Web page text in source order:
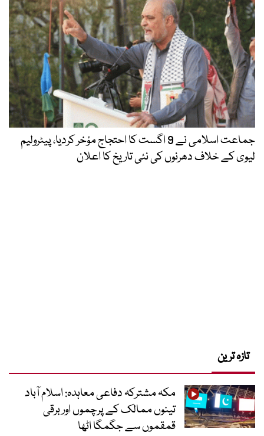
جماعت اسلامی نے 9 اگست کا احتجاج مؤخر کردیا، پیٹرولیم
لیوی کے خلاف دھرنوں کی نئی تاریخ کا اعلان
تازہ ترین
مکہ مشترکہ دفاعی معاہدہ: اسلام آباد
تینوں ممالک کے پرچموں اور برقی
قمقموں سے جگمگا اٹھا